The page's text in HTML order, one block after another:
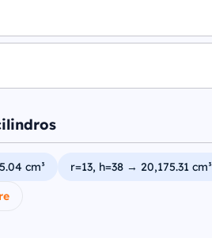
cm³ r=13, h=38 → 20,175.31 cm³